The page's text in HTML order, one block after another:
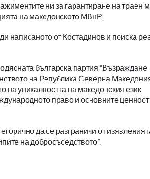
ни за гарантиране на траен
на македонското МВнР.
от Костадинов и поиска
българска партия "Възраждане"
на Република Северна
на уникалността на македонския език,
право и основните
да се разграничи от
на добросъседството”.